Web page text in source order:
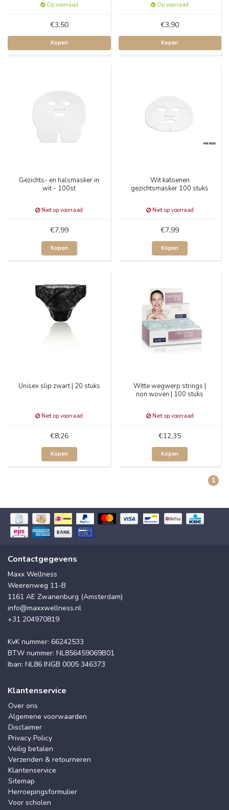
Op voorraad
€3,50
Kopen
Op voorraad
€3,90
Kopen
Gezichts- en halsmasker in
wit - 100st
Niet op voorraad
€7,99
Kopen
Wit katoenen
gezichtsmasker 100 stuks
Niet op voorraad
€7,99
Kopen
Unisex slip zwart | 20 stuks
Niet op voorraad
€8,26
Kopen
Witte wegwerp strings |
non woven | 100 stuks
Niet op voorraad
€12,35
Kopen
1
Contactgegevens
Maxx Wellness
Weerenweg 11-B
1161 AE Zwanenburg (Amsterdam)
info@maxxwellness.nl
+31 204970819
KvK nummer: 66242533
BTW nummer: NL856459069B01
Iban: NL86 INGB 0005 346373
Klantenservice
Over ons
Algemene voorwaarden
Disclaimer
Privacy Policy
Veilig betalen
Verzenden & retourneren
Klantenservice
Sitemap
Herroepingsformulier
Voor scholen